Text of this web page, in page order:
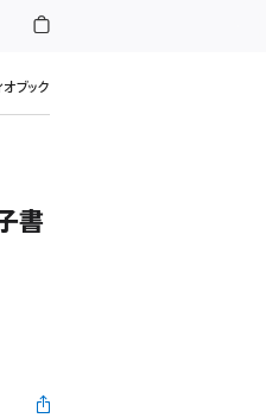
オブック
書